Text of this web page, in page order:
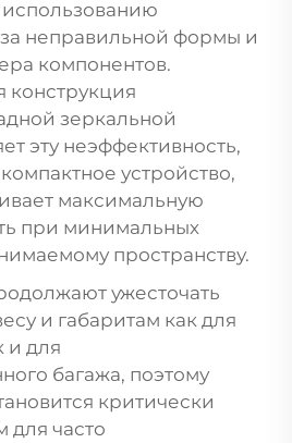
неправильной формы и
компонентов.
конструкция
зеркальной
эту неэффективность,
устройство,
максимальную
при минимальных
пространству.
ужесточать
и габаритам как для
и для
багажа, поэтому
критически
для часто